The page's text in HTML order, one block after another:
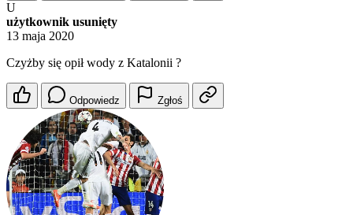
U
użytkownik usunięty
13 maja 2020
Czyżby się opił wody z Katalonii ?
Odpowiedz Zgłoś